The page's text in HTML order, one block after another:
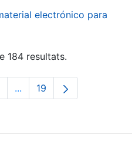
electrónico para
184 resultats.
...Pàgines intermèdies
Pàgina
19